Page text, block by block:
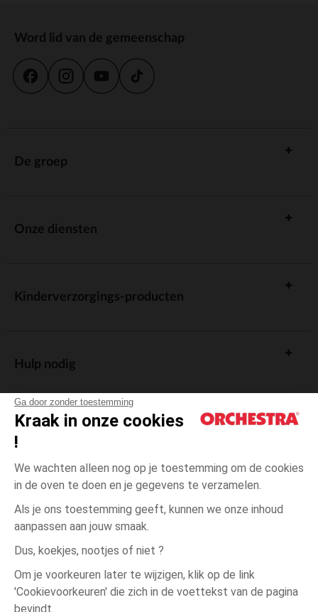
Ga door zonder toestemming
Kraak in onze cookies
!
We wachten alleen nog op je toestemming om de cookies
in de oven te doen en je gegevens te verzamelen.
Als je ons toestemming geeft, kunnen we onze inhoud
aanpassen aan jouw smaak.
Dus, koekjes, nootjes of niet ?
Om je voorkeuren later te wijzigen, klik op de link
'Cookievoorkeuren' die zich in de voettekst van de pagina
bevindt.
Zwart Zwart
34-
Word lid van de gemeenschap
De groep
Onze diensten
Kinderverzorgings-producten
Hulp nodig
Algemene verkoopsvoorwaarden
Wettelijke bepalingen
Persoonsgegevens